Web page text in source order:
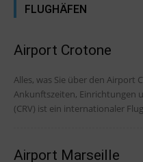
FLUGHÄFEN
Airport Crotone
Alles, was Sie über den Airport
Ankunftszeiten, Einrichtungen und Tipps Der
(CRV) ist ein internationaler
Airport Marseille